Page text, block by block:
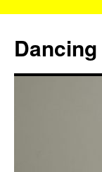
springen